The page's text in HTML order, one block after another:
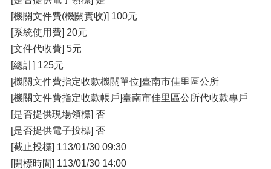
[機關文件費(機關實收)] 100元
[系統使用費] 20元
[文件代收費] 5元
[總計] 125元
[機關文件費指定收款機關單位]臺南市佳里區公所
[機關文件費指定收款帳戶]臺南市佳里區公所代收款專戶
[是否提供現場領標] 否
[是否提供電子投標] 否
[截止投標] 113/01/30 09:30
[開標時間] 113/01/30 14:00